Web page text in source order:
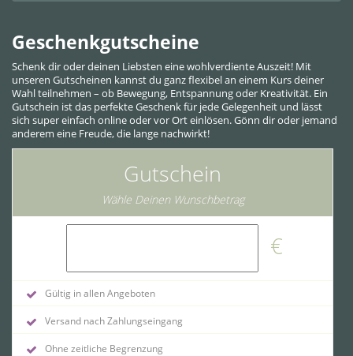
Geschenkgutscheine
Schenk dir oder deinen Liebsten eine wohlverdiente Auszeit! Mit
unseren Gutscheinen kannst du ganz flexibel an einem Kurs deiner
Wahl teilnehmen – ob Bewegung, Entspannung oder Kreativität. Ein
Gutschein ist das perfekte Geschenk für jede Gelegenheit und lässt
sich super einfach online oder vor Ort einlösen. Gönn dir oder jemand
anderem eine Freude, die lange nachwirkt!
Gutschein
Wähle Deinen Wunschbetrag
€
Gültig in allen Angeboten
Versand nach Zahlungseingang
Ohne zeitliche Begrenzung